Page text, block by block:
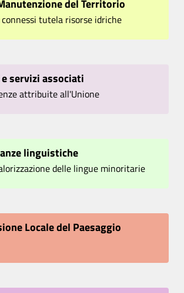
del Territorio
tutela risorse idriche
servizi associati
attribuite all'Unione
linguistiche
delle lingue minoritarie
Locale del Paesaggio